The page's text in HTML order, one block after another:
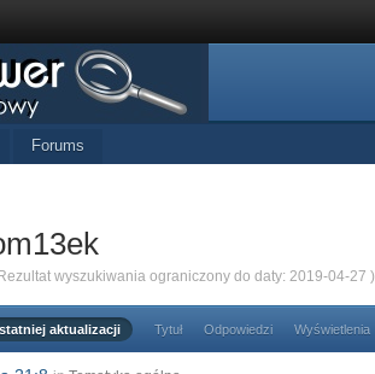
Forums
wyszukiwania ograniczony do daty: 2019-04-27 )
aktualizacji Tytuł Odpowiedzi Wyświetlenia